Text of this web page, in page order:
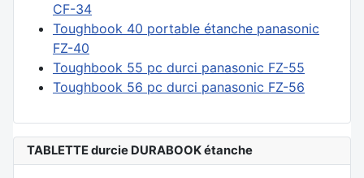
CF-34
Toughbook 40 portable étanche panasonic
FZ-40
Toughbook 55 pc durci panasonic FZ-55
Toughbook 56 pc durci panasonic FZ-56
TABLETTE durcie DURABOOK étanche